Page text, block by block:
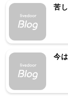
苦
今は